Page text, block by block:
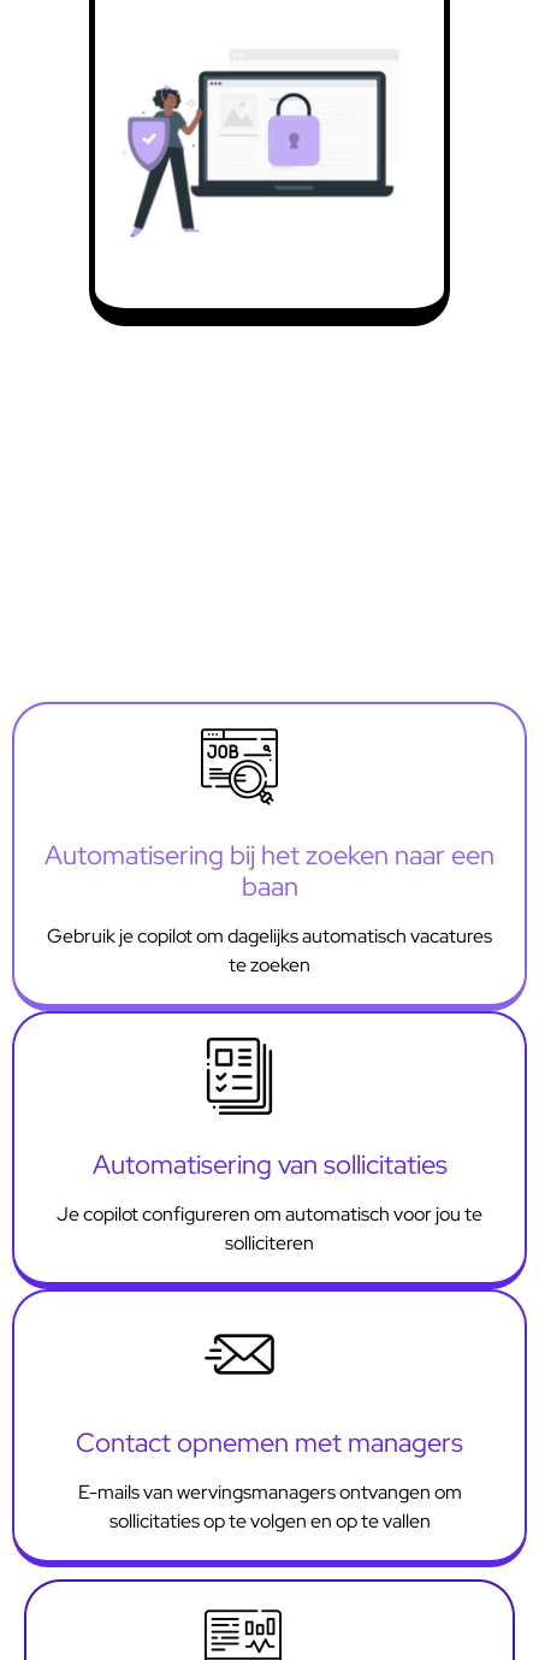
Automatisering bij het zoeken naar een
baan
Gebruik je copilot om dagelijks automatisch vacatures
te zoeken
Automatisering van sollicitaties
Je copilot configureren om automatisch voor jou te
solliciteren
Contact opnemen met managers
E-mails van wervingsmanagers ontvangen om
sollicitaties op te volgen en op te vallen